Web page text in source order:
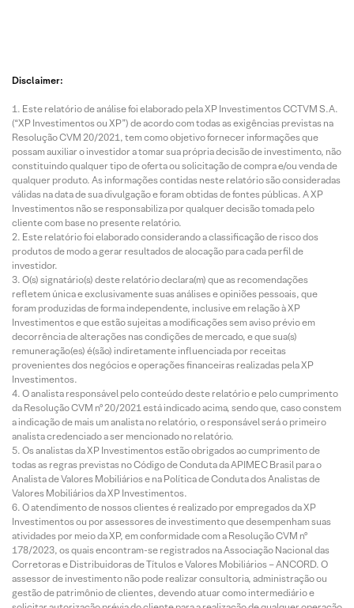
Disclaimer:
Este relatório de análise foi elaborado pela XP Investimentos CCTVM S.A.
(“XP Investimentos ou XP”) de acordo com todas as exigências previstas na
Resolução CVM 20/2021, tem como objetivo fornecer informações que
possam auxiliar o investidor a tomar sua própria decisão de investimento, não
constituindo qualquer tipo de oferta ou solicitação de compra e/ou venda de
qualquer produto. As informações contidas neste relatório são consideradas
válidas na data de sua divulgação e foram obtidas de fontes públicas. A XP
Investimentos não se responsabiliza por qualquer decisão tomada pelo
cliente com base no presente relatório.
Este relatório foi elaborado considerando a classificação de risco dos
produtos de modo a gerar resultados de alocação para cada perfil de
investidor.
O(s) signatário(s) deste relatório declara(m) que as recomendações
refletem única e exclusivamente suas análises e opiniões pessoais, que
foram produzidas de forma independente, inclusive em relação à XP
Investimentos e que estão sujeitas a modificações sem aviso prévio em
decorrência de alterações nas condições de mercado, e que sua(s)
remuneração(es) é(são) indiretamente influenciada por receitas
provenientes dos negócios e operações financeiras realizadas pela XP
Investimentos.
O analista responsável pelo conteúdo deste relatório e pelo cumprimento
da Resolução CVM nº 20/2021 está indicado acima, sendo que, caso constem
a indicação de mais um analista no relatório, o responsável será o primeiro
analista credenciado a ser mencionado no relatório.
Os analistas da XP Investimentos estão obrigados ao cumprimento de
todas as regras previstas no Código de Conduta da APIMEC Brasil para o
Analista de Valores Mobiliários e na Política de Conduta dos Analistas de
Valores Mobiliários da XP Investimentos.
O atendimento de nossos clientes é realizado por empregados da XP
Investimentos ou por assessores de investimento que desempenham suas
atividades por meio da XP, em conformidade com a Resolução CVM nº
178/2023, os quais encontram-se registrados na Associação Nacional das
Corretoras e Distribuidoras de Títulos e Valores Mobiliários – ANCORD. O
assessor de investimento não pode realizar consultoria, administração ou
gestão de patrimônio de clientes, devendo atuar como intermediário e